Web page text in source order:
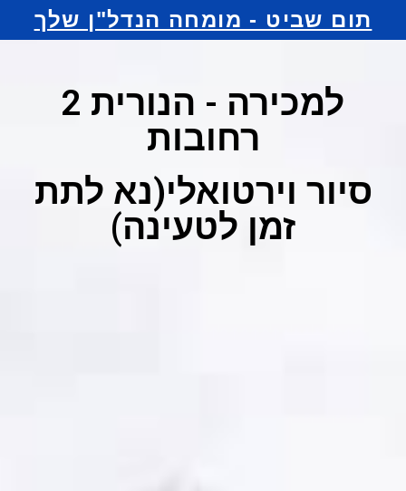
תום שביט - מומחה הנדל"ן שלך
למכירה - הנורית 2
רחובות
סיור וירטואלי(נא לתת
זמן לטעינה)